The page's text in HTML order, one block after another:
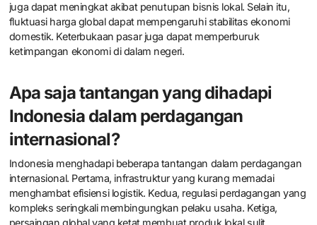
juga dapat meningkat akibat penutupan bisnis lokal. Selain itu,
fluktuasi harga global dapat mempengaruhi stabilitas ekonomi
domestik. Keterbukaan pasar juga dapat memperburuk
ketimpangan ekonomi di dalam negeri.
Apa saja tantangan yang dihadapi
Indonesia dalam perdagangan
internasional?
Indonesia menghadapi beberapa tantangan dalam perdagangan
internasional. Pertama, infrastruktur yang kurang memadai
menghambat efisiensi logistik. Kedua, regulasi perdagangan yang
kompleks seringkali membingungkan pelaku usaha. Ketiga,
persaingan global yang ketat membuat produk lokal sulit